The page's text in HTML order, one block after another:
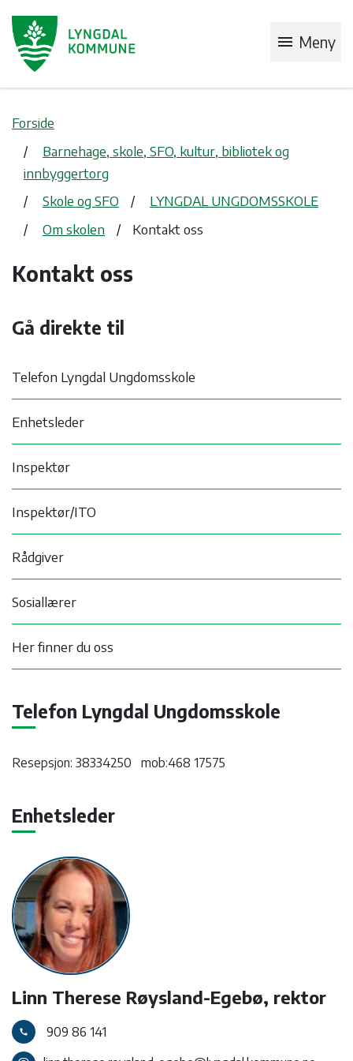
menu Meny
Forside
Barnehage, skole, SFO, kultur, bibliotek og
innbyggertorg
Skole og SFO
LYNGDAL UNGDOMSSKOLE
Om skolen
Kontakt oss
Kontakt oss
Gå direkte til
Telefon Lyngdal Ungdomsskole
Enhetsleder
Inspektør
Inspektør/ITO
Rådgiver
Sosiallærer
Her finner du oss
Telefon Lyngdal Ungdomsskole
Resepsjon: 38334250 mob:468 17575
Enhetsleder
Linn Therese Røysland-Egebø, rektor
call
909 86 141